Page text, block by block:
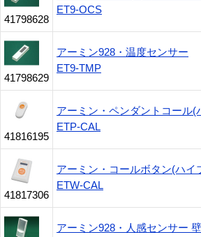
41798628
ET9-OCS
41798629
アーミン928・温度センサー
ET9-TMP
41816195
アーミン・ペンダントコール(
ETP-CAL
41817306
アーミン・コールボタン(ハイ
ETW-CAL
アーミン928・人感センサー